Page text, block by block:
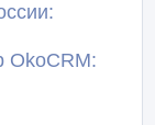
OkoCRM: